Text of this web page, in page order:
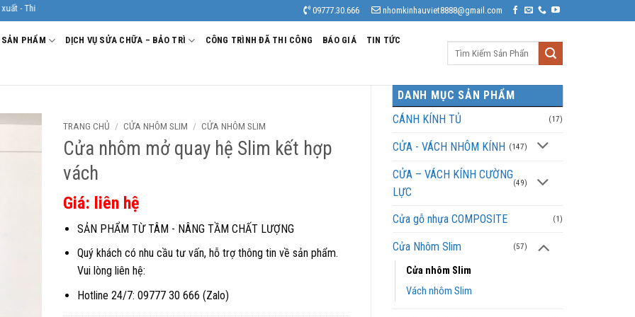
uy tín, chất lượng. 09777.30.666 nhomkinhauviet8888@gmail.com
SẢN PHẨM DỊCH VỤ SỬA CHỮA – BẢO TRÌ CÔNG TRÌNH ĐÃ THI CÔNG BÁO GIÁ TIN TỨC
DANH MỤC SẢN PHẨM
CÁNH KÍNH TỦ
(17)
CỬA - VÁCH NHÔM KÍNH (147)
CỬA – VÁCH KÍNH CƯỜNG
LỰC
(49)
Cửa gỗ nhựa COMPOSITE (1)
Cửa Nhôm Slim (57)
Cửa nhôm Slim
Vách nhôm Slim
TRANG CHỦ / CỬA NHÔM SLIM / CỬA NHÔM SLIM
Cửa nhôm mở quay hệ Slim kết hợp
vách
Giá: liên hệ
SẢN PHẨM TỪ TÂM - NÂNG TẦM CHẤT LƯỢNG
Quý khách có nhu cầu tư vấn, hỗ trợ thông tin về sản phẩm.
Vui lòng liên hệ:
Hotline 24/7: 09777 30 666 (Zalo)